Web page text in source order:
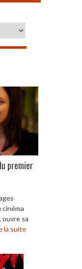
premier
cinéma
ouvre sa
la suite